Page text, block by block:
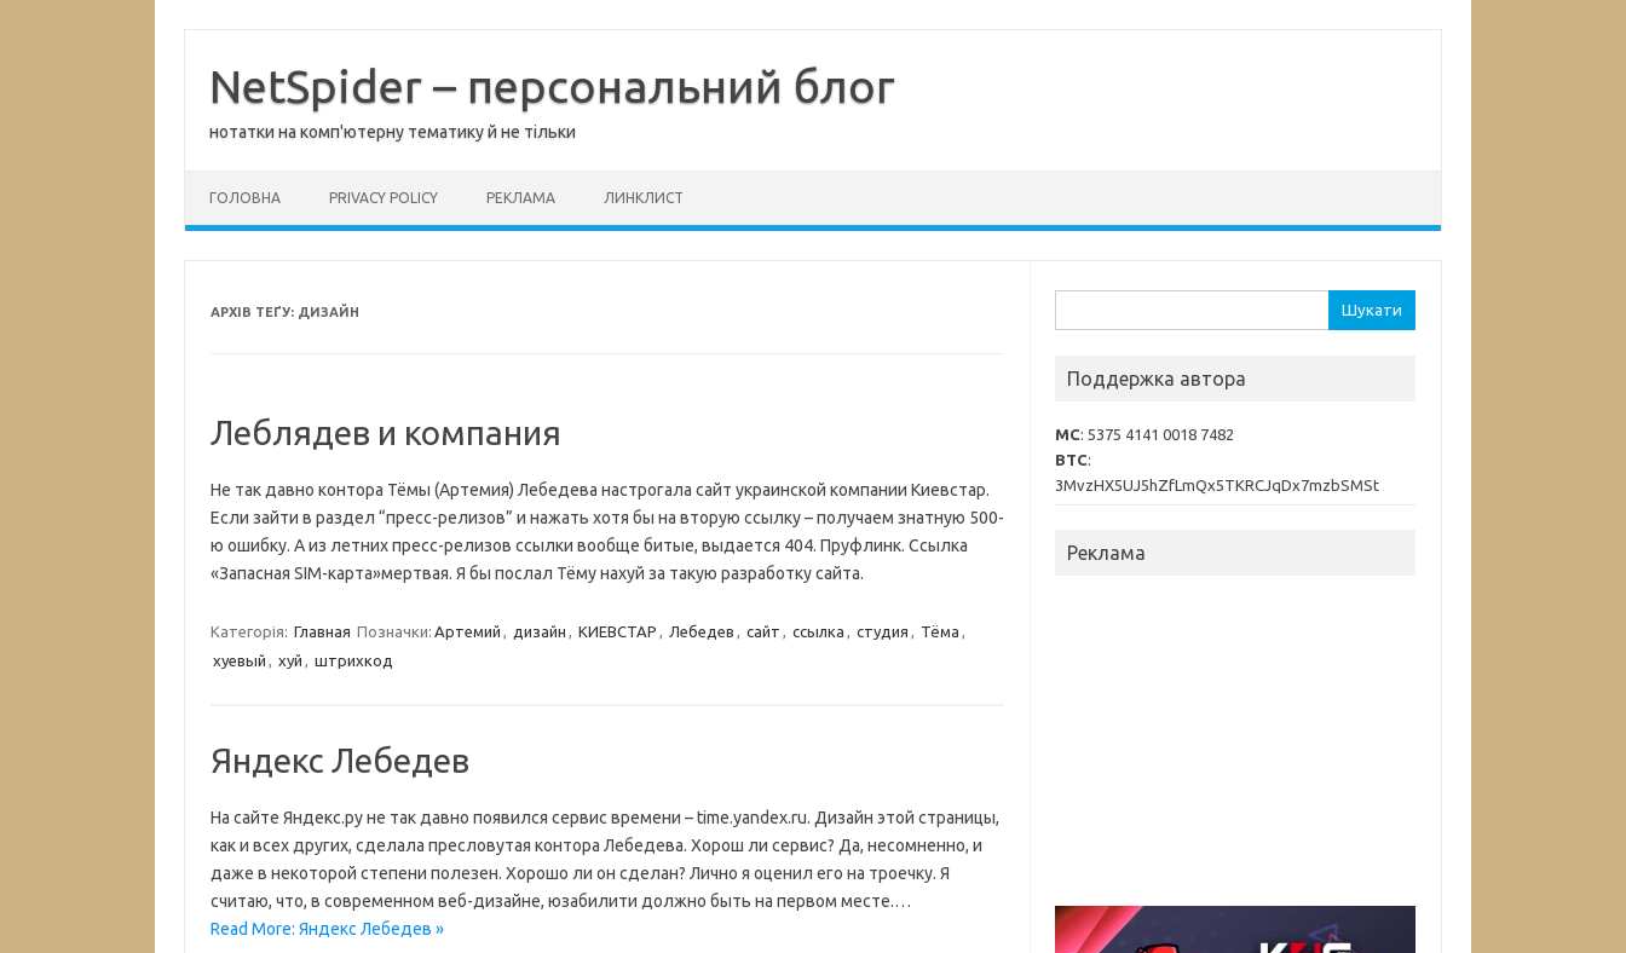
вмістуNetSpider – персональний блог
нотатки на комп'ютерну тематику й не тільки
ГОЛОВНА PRIVACY POLICY РЕКЛАМА ЛИНКЛИСТ
АРХІВ ТЕҐУ: ДИЗАЙН
Леблядев и компания
Не так давно контора Тёмы (Артемия) Лебедева настрогала сайт украинской компании Киевстар.
Если зайти в раздел “пресс-релизов” и нажать хотя бы на вторую ссылку – получаем знатную 500-
ю ошибку. А из летних пресс-релизов ссылки вообще битые, выдается 404. Пруфлинк. Ссылка
«Запасная SIM-карта»мертвая. Я бы послал Тёму нахуй за такую разработку сайта.
Категорія: Главная Позначки: Артемий , дизайн , КИЕВСТАР , Лебедев , сайт , ссылка , студия , Тёма ,
хуевый , хуй , штрихкод
Яндекс Лебедев
На сайте Яндекс.ру не так давно появился сервис времени – time.yandex.ru. Дизайн этой страницы,
как и всех других, сделала пресловутая контора Лебедева. Хорош ли сервис? Да, несомненно, и
даже в некоторой степени полезен. Хорошо ли он сделан? Лично я оценил его на троечку. Я
считаю, что, в современном веб-дизайне, юзабилити должно быть на первом месте.…
Read More: Яндекс Лебедев »
Поддержка автора
MC: 5375 4141 0018 7482
BTC:
3MvzHX5UJ5hZfLmQx5TKRCJqDx7mzbSMSt
Реклама